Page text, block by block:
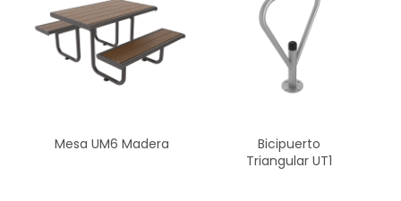
Mesa UM6 Madera
Bicipuerto
Triangular UT1